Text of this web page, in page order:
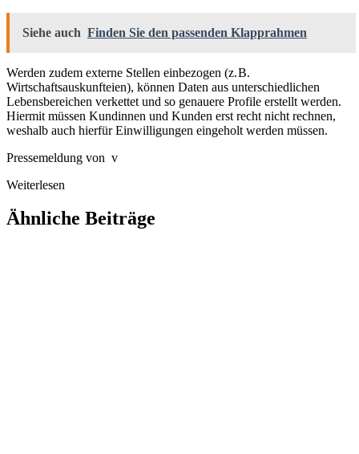
Siehe auch Finden Sie den passenden Klapprahmen
Werden zudem externe Stellen einbezogen (z. B.
Wirtschaftsauskunfteien), können Daten aus unterschiedlichen
Lebensbereichen verkettet und so genauere Profile erstellt werden.
Hiermit müssen Kundinnen und Kunden erst recht nicht rechnen,
weshalb auch hierfür Einwilligungen eingeholt werden müssen.
Pressemeldung von v
Weiterlesen
Ähnliche Beiträge